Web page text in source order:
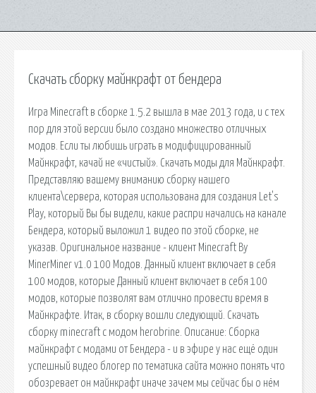
Скачать сборку майнкрафт от бендера
Игра Minecraft в сборке 1.5.2 вышла в мае 2013 года, и с тех
пор для этой версии было создано множество отличных
модов. Если ты любишь играть в модифицированный
Майнкрафт, качай не «чистый». Скачать моды для Майнкрафт.
Представляю вашему вниманию сборку нашего
клиента\сервера, которая использована для создания Let's
Play, который Вы бы видели, какие распри начались на канале
Бендера, который выложил 1 видео по этой сборке, не
указав. Оригинальное название - клиент Minecraft By
MinerMiner v1.0 100 Модов. Данный клиент включает в себя
100 модов, которые Данный клиент включает в себя 100
модов, которые позволят вам отлично провести время в
Майнкрафте. Итак, в сборку вошли следующий. Скачать
сборку minecraft с модом herobrine. Описание: Сборка
майнкрафт с модами от Бендера - и в эфире у нас ещё один
успешный видео блогер по тематика сайта можно понять что
обозревает он майнкрафт иначе зачем мы сейчас бы о нём